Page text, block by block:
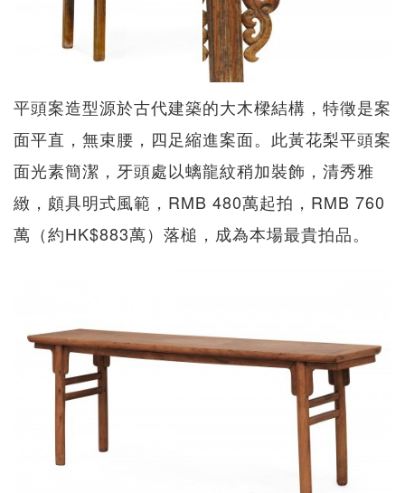
平頭案造型源於古代建築的大木樑結構，特徵是案
面平直，無束腰，四足縮進案面。此黃花梨平頭案
面光素簡潔，牙頭處以螭龍紋稍加裝飾，清秀雅
緻，頗具明式風範，RMB 480萬起拍，RMB 760
萬（約HK$883萬）落槌，成為本場最貴拍品。